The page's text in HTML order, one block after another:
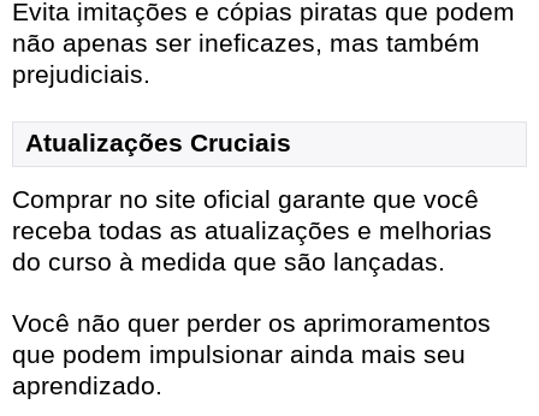
Evita imitações e cópias piratas que podem
não apenas ser ineficazes, mas também
prejudiciais.
Atualizações Cruciais
Comprar no site oficial garante que você
receba todas as atualizações e melhorias
do curso à medida que são lançadas.
Você não quer perder os aprimoramentos
que podem impulsionar ainda mais seu
aprendizado.